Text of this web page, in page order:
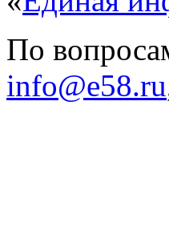
По
info@e58.ru